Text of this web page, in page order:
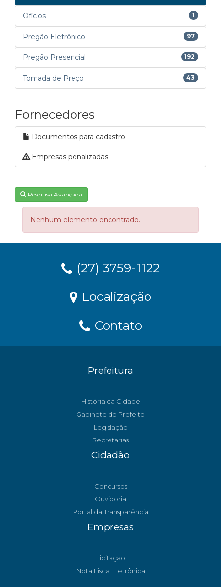
Ofícios 1
Pregão Eletrônico 97
Pregão Presencial 192
Tomada de Preço 43
Fornecedores
Documentos para cadastro
Empresas penalizadas
Pesquisa Avançada
Nenhum elemento encontrado.
(27) 3759-1122
Localização
Contato
Prefeitura
História da Cidade
Gabinete do Prefeito
Legislação
Secretarias
Cidadão
Concursos
Ouvidoria
Portal da Transparência
Empresas
Licitação
Nota Fiscal Eletrônica